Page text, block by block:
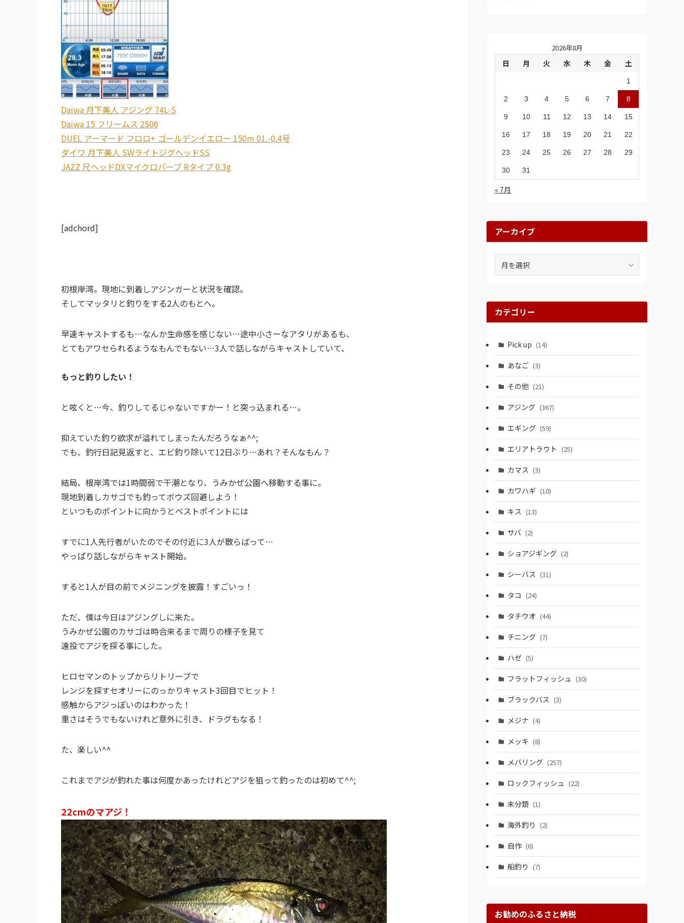
Daiwa 月下美人 アジング 74L-S
Daiwa 15 フリームス 2506
DUEL アーマード フロロ+ ゴールデンイエロー 150m 01.-0.4号
ダイワ 月下美人 SWライトジグヘッドSS
JAZZ 尺ヘッドDXマイクロバーブ Rタイプ 0.3g
[adchord]
初根岸湾。現地に到着しアジンガーと状況を確認。
そしてマッタリと釣りをする2人のもとへ。
早速キャストするも…なんか生命感を感じない…途中小さーなアタリがあるも、
とてもアワセられるようなもんでもない…3人で話しながらキャストしていて、
もっと釣りしたい！
と呟くと…今、釣りしてるじゃないですかー！と突っ込まれる…。
抑えていた釣り欲求が溢れてしまったんだろうなぁ^^;
でも、釣行日記見返すと、エビ釣り除いて12日ぶり…あれ？そんなもん？
結局、根岸湾では1時間弱で干潮となり、うみかぜ公園へ移動する事に。
現地到着しカサゴでも釣ってボウズ回避しよう！
といつものポイントに向かうとベストポイントには
すでに1人先行者がいたのでその付近に3人が散らばって…
やっぱり話しながらキャスト開始。
すると1人が目の前でメジニングを披露！すごいっ！
ただ、僕は今日はアジングしに来た。
うみかぜ公園のカサゴは時合来るまで周りの様子を見て
遠投でアジを探る事にした。
ヒロセマンのトップからリトリーブで
レンジを探すセオリーにのっかりキャスト3回目でヒット！
感触からアジっぽいのはわかった！
重さはそうでもないけれど意外に引き、ドラグもなる！
た、楽しい^^
これまでアジが釣れた事は何度かあったけれどアジを狙って釣ったのは初めて^^;
22cmのマアジ！
2026年8月
日 月 火 水 木 金 土
1
2 3 4 5 6 7 8
9 10 11 12 13 14 15
16 17 18 19 20 21 22
23 24 25 26 27 28 29
30 31
« 7月
アーカイブ
ブ
カテゴリー
Pick up (14)
あなご (3)
その他 (21)
アジング (367)
エギング (59)
エリアトラウト (25)
カマス (3)
カワハギ (10)
キス (13)
サバ (2)
ショアジギング (2)
シーバス (31)
タコ (24)
タチウオ (44)
チニング (7)
ハゼ (5)
フラットフィッシュ (30)
ブラックバス (3)
メジナ (4)
メッキ (8)
メバリング (257)
ロックフィッシュ (22)
未分類 (1)
海外釣り (2)
自作 (6)
船釣り (7)
お勧めのふるさと納税